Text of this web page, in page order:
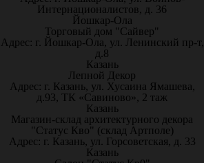
Интернационалистов, д. 36
Йошкар-Ола
Торговый дом "Сайвер"
Адрес: г. Йошкар-Ола, ул. Ленинский пр-т,
д.8
Казань
Лепной Декор
Адрес: г. Казань, ул. Хусаина Ямашева,
д.93, ТК «Савиново», 2 таж
Казань
Магазин-склад архитектурного декора
"Статус Кво" (склад Артполе)
Адрес: г. Казань, ул. Горсоветская, д. 33
Казань